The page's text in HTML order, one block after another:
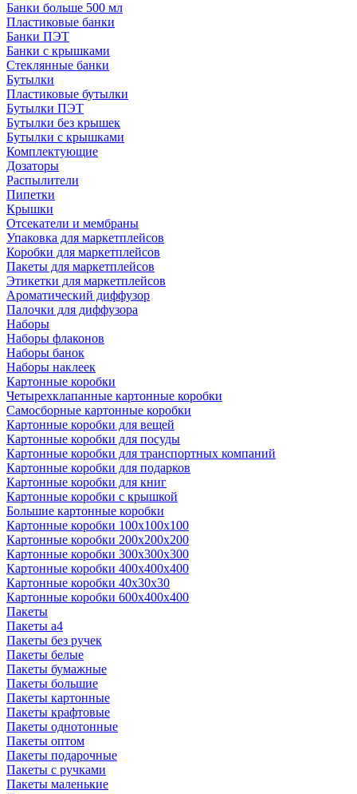
Банки больше 500 мл
Пластиковые банки
Банки ПЭТ
Банки с крышками
Стеклянные банки
Бутылки
Пластиковые бутылки
Бутылки ПЭТ
Бутылки без крышек
Бутылки с крышками
Комплектующие
Дозаторы
Распылители
Пипетки
Крышки
Отсекатели и мембраны
Упаковка для маркетплейсов
Коробки для маркетплейсов
Пакеты для маркетплейсов
Этикетки для маркетплейсов
Ароматический диффузор
Палочки для диффузора
Наборы
Наборы флаконов
Наборы банок
Наборы наклеек
Картонные коробки
Четырехклапанные картонные коробки
Самосборные картонные коробки
Картонные коробки для вещей
Картонные коробки для посуды
Картонные коробки для транспортных компаний
Картонные коробки для подарков
Картонные коробки для книг
Картонные коробки с крышкой
Большие картонные коробки
Картонные коробки 100x100x100
Картонные коробки 200x200x200
Картонные коробки 300x300x300
Картонные коробки 400x400x400
Картонные коробки 40x30x30
Картонные коробки 600x400x400
Пакеты
Пакеты а4
Пакеты без ручек
Пакеты белые
Пакеты бумажные
Пакеты большие
Пакеты картонные
Пакеты крафтовые
Пакеты однотонные
Пакеты оптом
Пакеты подарочные
Пакеты с ручками
Пакеты маленькие